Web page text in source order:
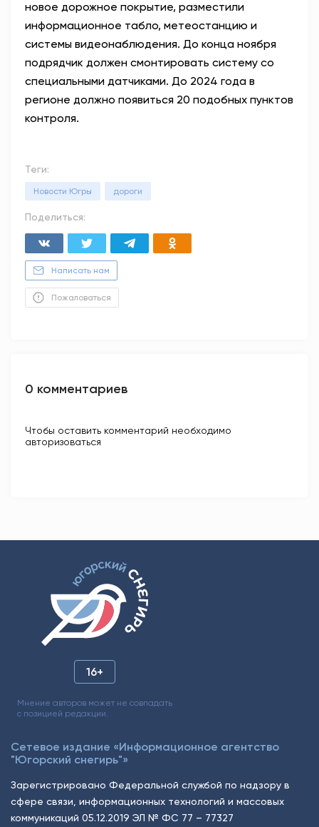
новое дорожное покрытие, разместили
информационное табло, метеостанцию и
системы видеонаблюдения. До конца ноября
подрядчик должен смонтировать систему со
специальными датчиками. До 2024 года в
регионе должно появиться 20 подобных пунктов
контроля.
Теги:
Новости Югры дороги
Поделиться:
Написать нам
Пожаловаться
0 комментариев
Чтобы оставить комментарий необходимо
авторизоваться
16+
Мнение авторов может не совпадать
с позицией редакции.
Сетевое издание «Информационное агентство
"Югорский снегирь"»
Зарегистрировано Федеральной службой по надзору в
сфере связи, информационных технологий и массовых
коммуникаций 05.12.2019 ЭЛ № ФС 77 – 77327